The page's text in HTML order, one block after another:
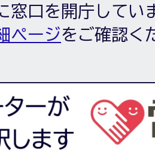
窓口を開庁してい
ページをご確認く